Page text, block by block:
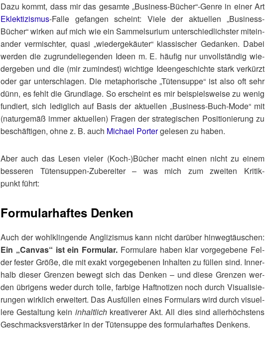
Dazu kommt, dass mir das gesam­te „Business-Bücher“-Genre in einer Art
Eklek­ti­zis­mus-Fal­le gefan­gen scheint: Vie­le der aktu­el­len „Busi­ness-
Bücher“ wir­ken auf mich wie ein Sam­mel­su­ri­um unter­schied­lichs­ter mit­ein­
an­der ver­misch­ter, qua­si „wie­der­ge­käu­ter“ klas­si­scher Gedan­ken. Dabei
wer­den die zugrun­de­lie­gen­den Ideen m. E. häu­fig nur unvoll­stän­dig wie­
der­ge­ben und die (mir zumin­dest) wich­ti­ge Ideen­ge­schich­te stark ver­kürzt
oder gar unter­schla­gen. Die meta­pho­ri­sche „Tüten­sup­pe“ ist also oft sehr
dünn, es fehlt die Grund­la­ge. So erscheint es mir bei­spiels­wei­se zu wenig
fun­diert, sich ledig­lich auf Basis der aktu­el­len „Busi­ness-Buch-Mode“ mit
(natur­ge­mäß immer aktu­el­len) Fra­gen der stra­te­gi­schen Posi­tio­nie­rung zu
beschäf­ti­gen, ohne z. B. auch Micha­el Por­tergele­sen zu haben.
Aber auch das Lesen vie­ler (Koch‑)​Bücher macht einen nicht zu einem
bes­se­ren Tüten­sup­pen-Zube­rei­ter – was mich zum zwei­ten Kri­tik­
punkt führt:
Formularhaftes Denken
Auch der wohl­klin­gen­de Angli­zis­mus kann nicht dar­über hin­weg­täu­schen:
Ein „Can­vas“ ist ein For­mu­lar. For­mu­la­re haben klar vor­ge­ge­be­ne Fel­
der fes­ter Grö­ße, die mit exakt vor­ge­ge­be­nen Inhal­ten zu fül­len sind. Inner­
halb die­ser Gren­zen bewegt sich das Den­ken – und die­se Gren­zen wer­
den übri­gens weder durch tol­le, far­bi­ge Haft­no­ti­zen noch durch Visua­li­sie­
run­gen wirk­lich erwei­tert. Das Aus­fül­len eines For­mu­lars wird durch visu­el­
le­re Gestal­tung kein inhalt­lich krea­ti­ve­rer Akt. All dies sind aller­höchs­tens
Geschmacks­ver­stär­ker in der Tüten­sup­pe des for­mu­lar­haf­tes Denkens.